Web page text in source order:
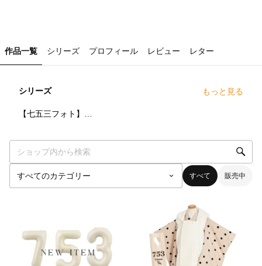
作品一覧 シリーズ プロフィール レビュー レター
シリーズ もっと見る
すべて 販売中